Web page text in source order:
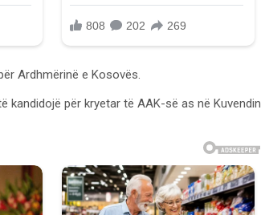
Ardhmërinë e Kosovës.
kandidojë për kryetar të AAK-së as në Kuvendin